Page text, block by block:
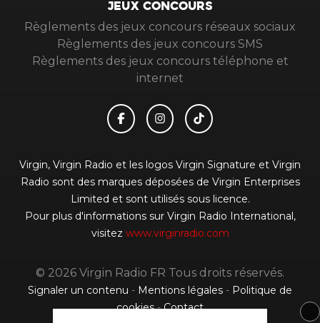
JEUX CONCOURS
Règlements des jeux concours réseaux sociaux
Règlements des jeux concours SMS
Règlements des jeux concours téléphone et
internet
Virgin, Virgin Radio et les logos Virgin Signature et Virgin
Radio sont des marques déposées de Virgin Enterprises
Limited et sont utilisés sous licence.
Pour plus d'informations sur Virgin Radio International,
visitez www.virginradio.com
© 2026 Virgin Radio FR Tous droits réservés.
Signaler un contenu - Mentions légales - Politique de
cookies-Contact